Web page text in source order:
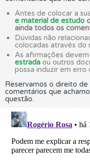
Antes de colocar a
e material de estudo
ainda todos os
Dúvidas não
colocadas através do
As afirmações
estrada ou outros
possa induzir em erro
Reservamos o direito
comentários que
questão.